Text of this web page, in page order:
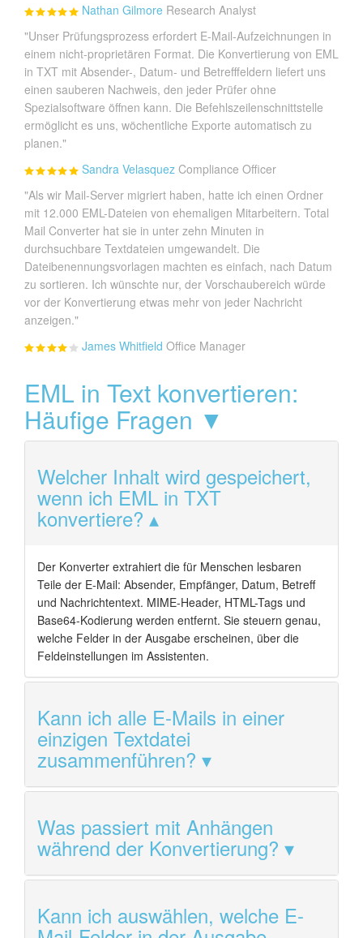
Nathan Gilmore Research Analyst
"Unser Prüfungsprozess erfordert E-Mail-Aufzeichnungen in
einem nicht-proprietären Format. Die Konvertierung von EML
in TXT mit Absender-, Datum- und Betrefffeldern liefert uns
einen sauberen Nachweis, den jeder Prüfer ohne
Spezialsoftware öffnen kann. Die Befehlszeilenschnittstelle
ermöglicht es uns, wöchentliche Exporte automatisch zu
planen."
Sandra Velasquez Compliance Officer
"Als wir Mail-Server migriert haben, hatte ich einen Ordner
mit 12.000 EML-Dateien von ehemaligen Mitarbeitern. Total
Mail Converter hat sie in unter zehn Minuten in
durchsuchbare Textdateien umgewandelt. Die
Dateibenennungsvorlagen machten es einfach, nach Datum
zu sortieren. Ich wünschte nur, der Vorschaubereich würde
vor der Konvertierung etwas mehr von jeder Nachricht
anzeigen."
James Whitfield Office Manager
EML in Text konvertieren:
Häufige Fragen ▼
Welcher Inhalt wird gespeichert,
wenn ich EML in TXT
konvertiere?
Der Konverter extrahiert die für Menschen lesbaren
Teile der E-Mail: Absender, Empfänger, Datum, Betreff
und Nachrichtentext. MIME-Header, HTML-Tags und
Base64-Kodierung werden entfernt. Sie steuern genau,
welche Felder in der Ausgabe erscheinen, über die
Feldeinstellungen im Assistenten.
Kann ich alle E-Mails in einer
einzigen Textdatei
zusammenführen?
Was passiert mit Anhängen
während der Konvertierung?
Kann ich auswählen, welche E-